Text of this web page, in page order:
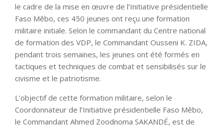
le cadre de la mise en œuvre de l’Initiative présidentielle
Faso Mêbo, ces 450 jeunes ont reçu une formation
militaire initiale. Selon le commandant du Centre national
de formation des VDP, le Commandant Ousseni K. ZIDA,
pendant trois semaines, les jeunes ont été formés en
tactiques et techniques de combat et sensibilisés sur le
civisme et le patriotisme.
L’objectif de cette formation militaire, selon le
Coordonnateur de l’Initiative présidentielle Faso Mêbo,
le Commandant Ahmed Zoodnoma SAKANDÉ, est de